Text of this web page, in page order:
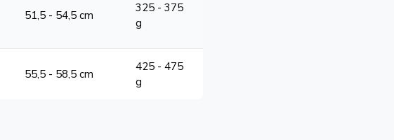
51,5 - 54,5 cm
325 - 375
g
55,5 - 58,5 cm
425 - 475
g